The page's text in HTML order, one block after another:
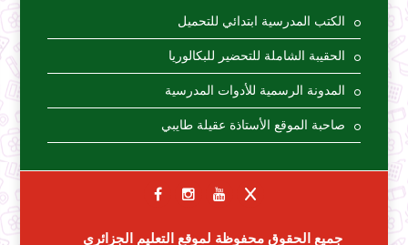
الكتب المدرسية ابتدائي للتحميل
الحقيبة الشاملة للتحضير للبكالوريا
المدونة الرسمية للأدوات المدرسية
صاحبة الموقع الأستاذة عقيلة طايبي
جميع الحقوق محفوظة لموقع التعليم الجزائري